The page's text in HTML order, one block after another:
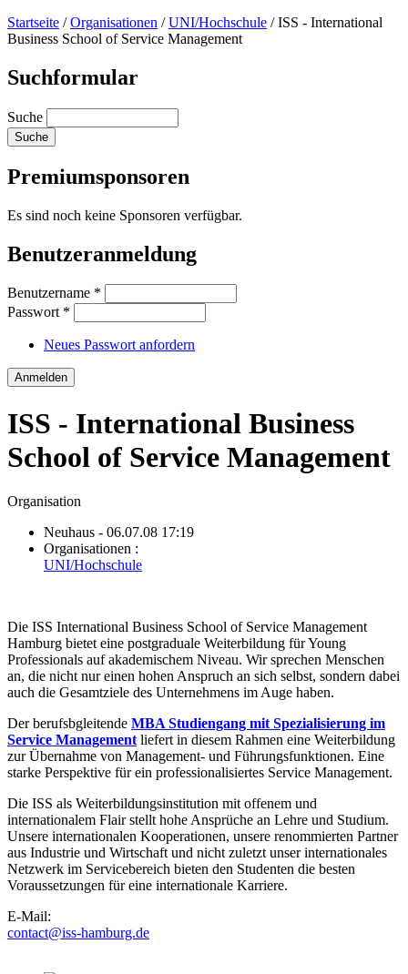
Startseite /Organisationen /UNI/Hochschule /ISS - International
Business School of Service Management
Suchformular
Suche
Premiumsponsoren
Es sind noch keine Sponsoren verfügbar.
Benutzeranmeldung
Benutzername *
Passwort *
Neues Passwort anfordern
ISS - International Business
School of Service Management
Organisation
Neuhaus - 06.07.08 17:19
Organisationen :
UNI/Hochschule
Die ISS International Business School of Service Management
Hamburg bietet eine postgraduale Weiterbildung für Young
Professionals auf akademischem Niveau. Wir sprechen Menschen
an, die nicht nur einen hohen Anspruch an sich selbst, sondern dabei
auch die Gesamtziele des Unternehmens im Auge haben.
Der berufsbgleitende MBA Studiengang mit Spezialisierung im
Service Management liefert in diesem Rahmen eine Weiterbildung
zur Übernahme von Management- und Führungsfunktionen. Eine
starke Perspektive für ein professionalisiertes Service Management.
Die ISS als Weiterbildungsinstitution mit offenem und
internationalem Flair stellt hohe Ansprüche an Lehre und Studium.
Unsere internationalen Kooperationen, unsere renommierten Partner
aus Industrie und Wirtschaft und nicht zuletzt unser internationales
Netzwerk im Servicebereich bieten den Studenten die besten
Voraussetzungen für eine internationale Karriere.
E-Mail:
contact@iss-hamburg.de